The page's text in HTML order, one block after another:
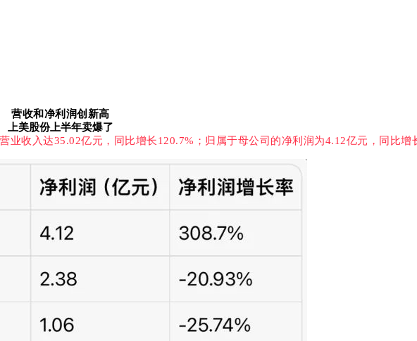
营收和净利润创新高
上美股份上半年卖爆了
收入达35.02亿元，同比增长120.7%；归属于母公司的净利润为4.12亿元，同比增